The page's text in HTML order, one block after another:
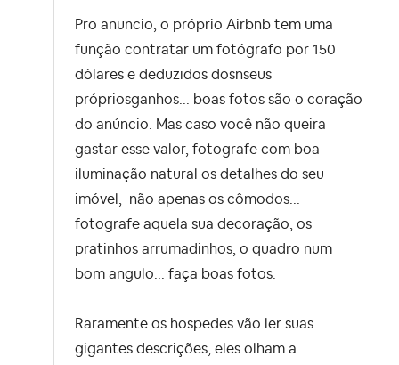
Pro anuncio, o próprio Airbnb tem uma
função contratar um fotógrafo por 150
dólares e deduzidos dosnseus
própriosganhos... boas fotos são o coração
do anúncio. Mas caso você não queira
gastar esse valor, fotografe com boa
iluminação natural os detalhes do seu
imóvel, não apenas os cômodos...
fotografe aquela sua decoração, os
pratinhos arrumadinhos, o quadro num
bom angulo... faça boas fotos.
Raramente os hospedes vão ler suas
gigantes descrições, eles olham a